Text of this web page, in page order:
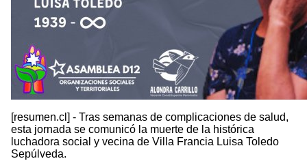
[resumen.cl] - Tras semanas de complicaciones de salud,
esta jornada se comunicó la muerte de la histórica
luchadora social y vecina de Villa Francia Luisa Toledo
Sepúlveda.